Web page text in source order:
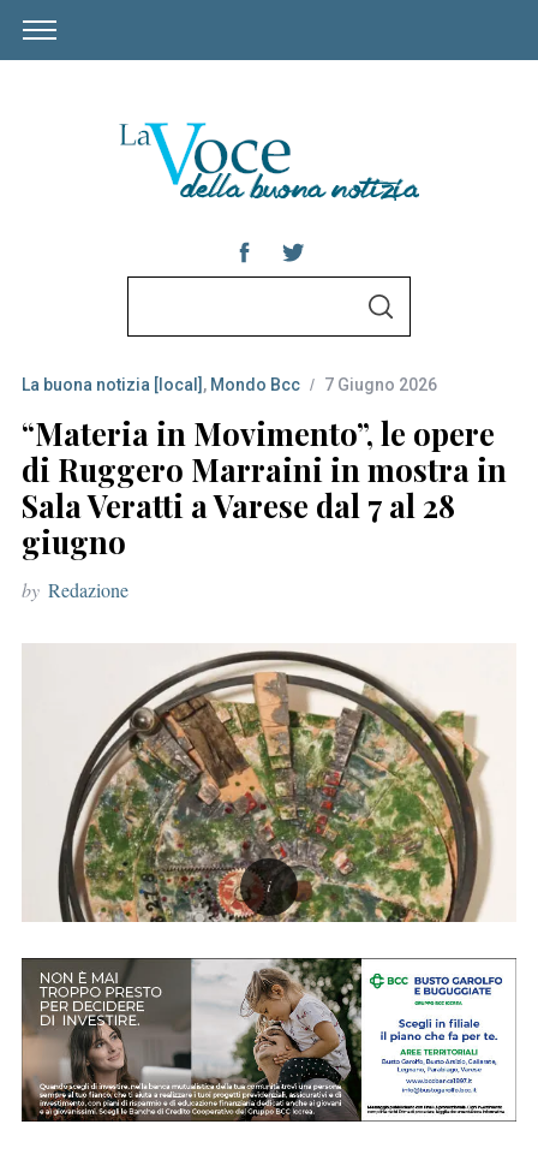
r
c
h
f
o
:
S
C
H
La buona notizia [local] , Mondo Bcc 7 Giugno 2026
“Materia in Movimento”, le opere
di Ruggero Marraini in mostra in
Sala Veratti a Varese dal 7 al 28
giugno
by Redazione